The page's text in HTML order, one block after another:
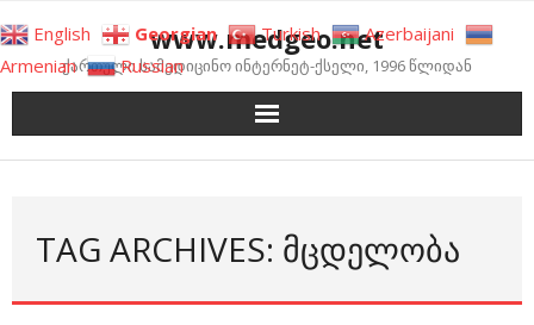
to
content
www.medgeo.net
ქართული სამედიცინო ინტერნეტ-ქსელი, 1996 წლიდან
TAG ARCHIVES: ᲛᲪᲓᲔᲚᲝᲑᲐ
English Georgian Turkish
Azerbaijani
Armenian
Russian